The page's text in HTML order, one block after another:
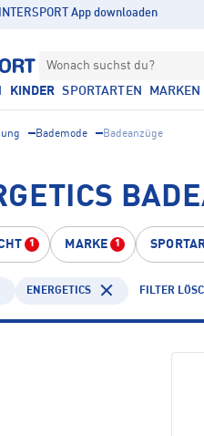
INTERSPORT App downloaden
Wonach suchst du?
KINDER SPORTARTEN MARKEN
Bademode Badeanzüge
1 MARKE 1
ENERGETICS FILTER